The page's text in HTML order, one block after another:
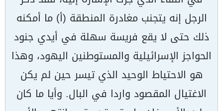
الرجل إنه يتجنب مغادرة المنطقة (أ) ما أمكنه
ذلك حتى لا يقع فريسة سهلة في أيدي جنود
الحواجز الإسرائيلية والمستوطنين اليهود، وهذا
هو الاحتياط الوحيد الذي تيسر حين لم يكن
الاغتيال المقصود واردا في البال. وأيا ما كان